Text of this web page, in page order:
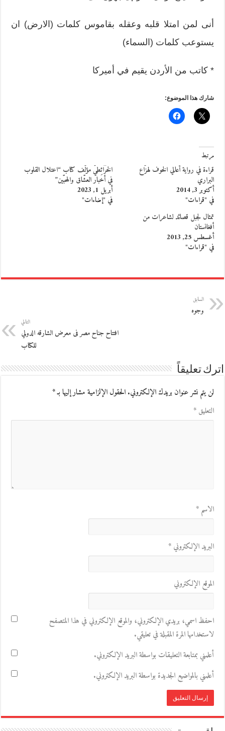
أنى لمن امتلا قلبه وعقله بقاموس كلمات (الارض) ان
يستوعب كلمات (السماء)
* كاتب من الأردن يقيم في أميركا
شارك هذا الموضوع:
مرتبط
قراءة في رواية أعالي الخوف لهزّاع
البراري
أكتوبر 3, 2014
في "قراءات"
الخَرَائِطيّ مؤلّف كتاب “اعتلال القلوب
في أخبار العشّاق والمحبّين”
أبريل 1, 2023
في "إضاءات"
تمثال لجبل قصائد لشاعرات من
أفغانستان
أغسطس 25, 2013
في "قراءات"
السابق
وجوه
التالي
افتتاح جناح مصر فى معرض الشارقه الدولي
للكتاب
اترك تعليقاً
لن يتم نشر عنوان بريدك الإلكتروني.الحقول الإلزامية مشار إليها بـ*
التعليق*
الاسم*
البريد الإلكتروني*
الموقع الإلكتروني
احفظ اسمي، بريدي الإلكتروني، والموقع الإلكتروني في هذا المتصفح
لاستخدامها المرة المقبلة في تعليقي.
أعلمني بمتابعة التعليقات بواسطة البريد الإلكتروني.
أعلمني بالمواضيع الجديدة بواسطة البريد الإلكتروني.